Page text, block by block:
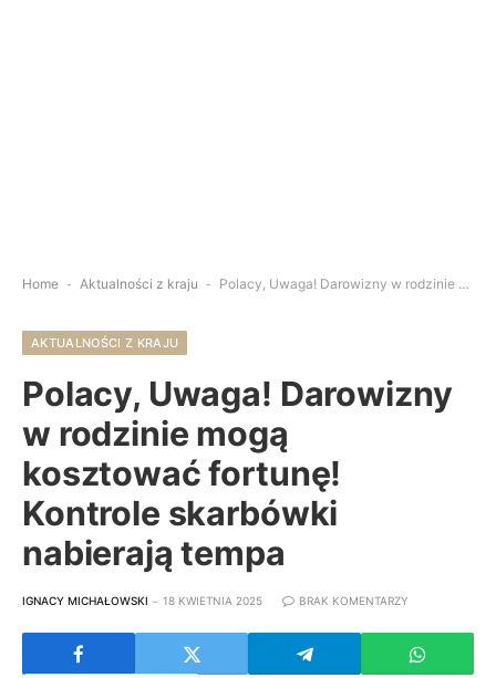
Home - Aktualności z kraju - Polacy, Uwaga! Darowizny w rodzinie mogą kosztować fortunę! Kontrole skarbówki nabierają tempa
AKTUALNOŚCI Z KRAJU
Polacy, Uwaga! Darowizny
w rodzinie mogą
kosztować fortunę!
Kontrole skarbówki
nabierają tempa
IGNACY MICHAŁOWSKI 18 KWIETNIA 2025 BRAK KOMENTARZY